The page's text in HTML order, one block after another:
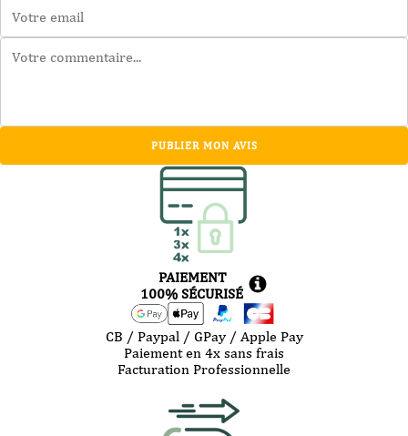
PUBLIER MON AVIS
PAIEMENT
100% SÉCURISÉ
CB / Paypal / GPay / Apple Pay
Paiement en 4x sans frais
Facturation Professionnelle